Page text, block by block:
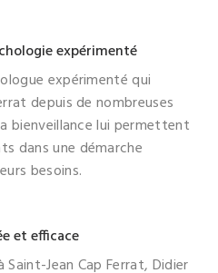
expérimenté
expérimenté qui
depuis de nombreuses
bienveillance lui permettent
dans une démarche
besoins.
et efficace
Jean Cap Ferrat, Didier